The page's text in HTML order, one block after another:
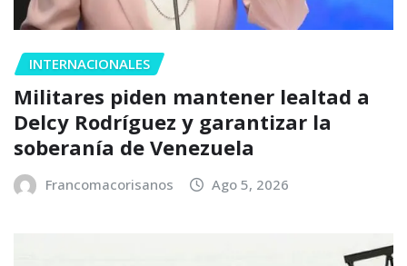
INTERNACIONALES
Militares piden mantener lealtad a
Delcy Rodríguez y garantizar la
soberanía de Venezuela
Francomacorisanos Ago 5, 2026